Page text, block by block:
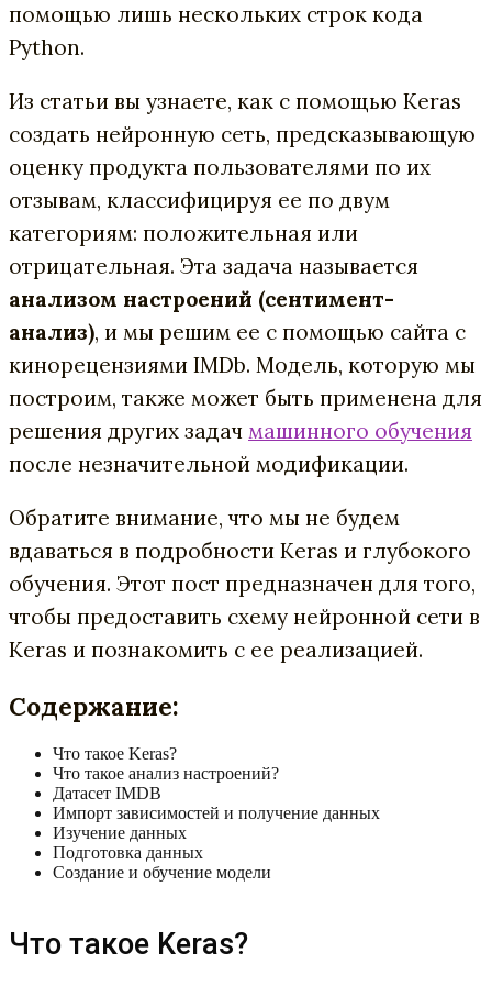
помощью лишь нескольких строк кода
Python.
Из статьи вы узнаете, как с помощью Keras
создать нейронную сеть, предсказывающую
оценку продукта пользователями по их
отзывам, классифицируя ее по двум
категориям: положительная или
отрицательная. Эта задача называется
анализом настроений (сентимент-
анализ), и мы решим ее с помощью сайта с
кинорецензиями IMDb. Модель, которую мы
построим, также может быть применена для
решения других задач машинного обучения
после незначительной модификации.
Обратите внимание, что мы не будем
вдаваться в подробности Keras и глубокого
обучения. Этот пост предназначен для того,
чтобы предоставить схему нейронной сети в
Keras и познакомить с ее реализацией.
Содержание:
Что такое Keras?
Что такое анализ настроений?
Датасет IMDB
Импорт зависимостей и получение данных
Изучение данных
Подготовка данных
Создание и обучение модели
Что такое Keras?